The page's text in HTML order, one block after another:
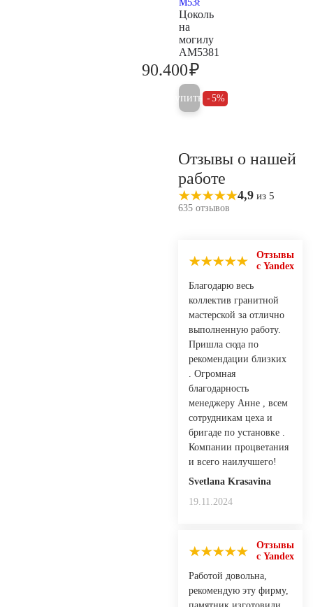
Цоколь
на
могилу
AM5381
90.400₽
Купить 5%
Отзывы о нашей
работе
4,9 из 5
635 отзывов
Отзывы
с Yandex
Благодарю весь
коллектив гранитной
мастерской за отлично
выполненную работу.
Пришла сюда по
рекомендации близких
. Огромная
благодарность
менеджеру Анне , всем
сотрудникам цеха и
бригаде по установке .
Компании процветания
и всего наилучшего!
Svetlana Krasavina
19.11.2024
Отзывы
с Yandex
Работой довольна,
рекомендую эту фирму,